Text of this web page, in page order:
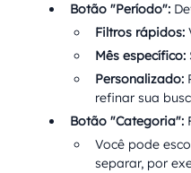
Botão "Período":
Filtros rápidos:
Mês específico:
Personalizado:
refinar sua
Botão "Categoria":
Você pode
separar, por